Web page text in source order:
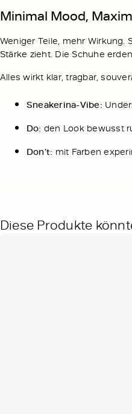
Minimal Mood,
Weniger Teile, mehr
Stärke zieht. Die Schuhe
Alles wirkt klar, tragbar,
Sneakerina-Vibe:
Do: den Look bewusst
Don’t: mit Farben
Diese Produkte